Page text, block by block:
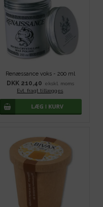
Renæssance voks - 200 ml
DKK 210,40
ekskl. moms
Evt. fragt tillægges